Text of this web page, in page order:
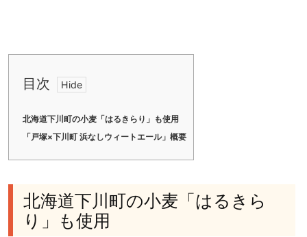
目次
北海道下川町の小麦「はるきらり」も使用
「戸塚×下川町 浜なしウィートエール」概要
北海道下川町の小麦「はるきら
り」も使用